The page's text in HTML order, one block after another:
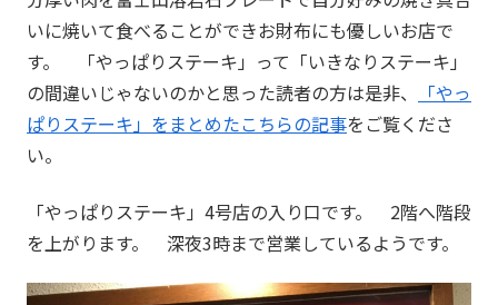
いに焼いて食べることができお財布にも優しいお店で
す。 「やっぱりステーキ」って「いきなりステーキ」
の間違いじゃないのかと思った読者の方は是非、
「やっ
ぱりステーキ」をまとめたこちらの記事をご覧くださ
い。
「やっぱりステーキ」4号店の入り口です。 2階へ階段
を上がります。 深夜3時まで営業しているようです。